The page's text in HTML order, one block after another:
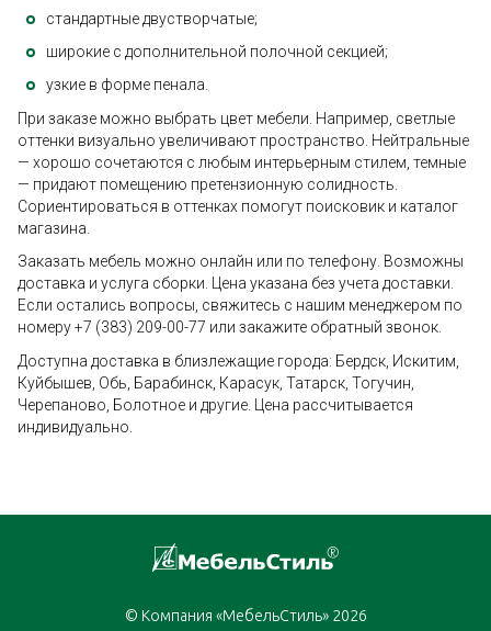
стандартные двустворчатые;
широкие с дополнительной полочной секцией;
узкие в форме пенала.
При заказе можно выбрать цвет мебели. Например, светлые
оттенки визуально увеличивают пространство. Нейтральные
— хорошо сочетаются с любым интерьерным стилем, темные
— придают помещению претензионную солидность.
Сориентироваться в оттенках помогут поисковик и каталог
магазина.
Заказать мебель можно онлайн или по телефону. Возможны
доставка и услуга сборки. Цена указана без учета доставки.
Если остались вопросы, свяжитесь с нашим менеджером по
номеру +7 (383) 209-00-77 или закажите обратный звонок.
Доступна доставка в близлежащие города: Бердск, Искитим,
Куйбышев, Обь, Барабинск, Карасук, Татарск, Тогучин,
Черепаново, Болотное и другие. Цена рассчитывается
индивидуально.
© Компания «МебельСтиль» 2026